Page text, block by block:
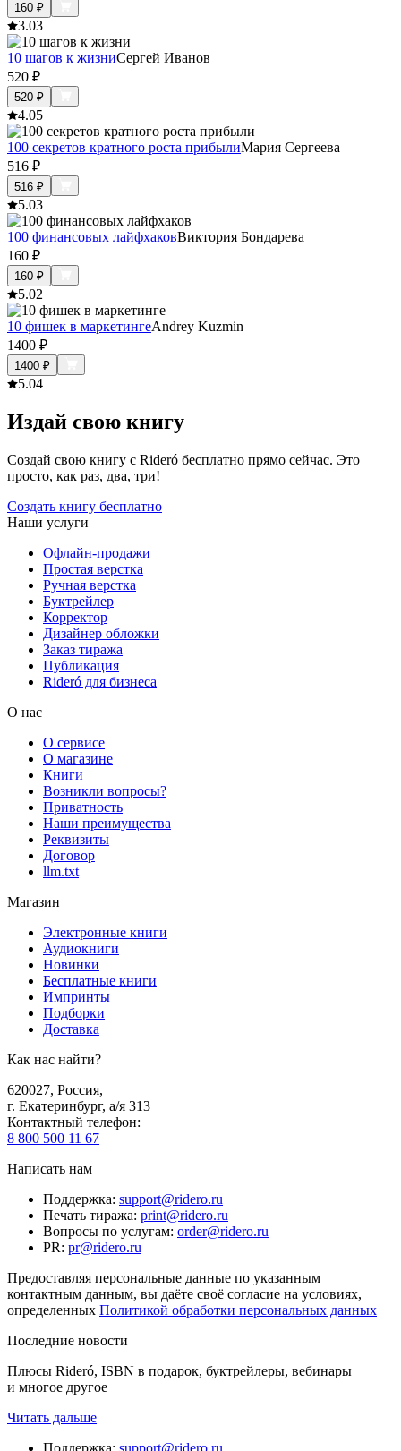
160 ₽
3.03
10 шагов к жизниСергей Иванов
520 ₽
520 ₽
4.05
100 секретов кратного роста прибылиМария Сергеева
516 ₽
516 ₽
5.03
100 финансовых лайфхаковВиктория Бондарева
160 ₽
160 ₽
5.02
10 фишек в маркетингеAndrey Kuzmin
1400 ₽
1400 ₽
5.04
Издай свою книгу
Создай свою книгу с Rideró бесплатно прямо сейчас. Это
просто, как раз, два, три!
Создать книгу бесплатно
Наши услуги
Офлайн-продажи
Простая верстка
Ручная верстка
Буктрейлер
Корректор
Дизайнер обложки
Заказ тиража
Публикация
Rideró для бизнеса
О нас
О сервисе
О магазине
Книги
Возникли вопросы?
Приватность
Наши преимущества
Реквизиты
Договор
llm.txt
Магазин
Электронные книги
Аудиокниги
Новинки
Бесплатные книги
Импринты
Подборки
Доставка
Как нас найти?
620027, Россия,
г. Екатеринбург, а/я 313
Контактный телефон:
8 800 500 11 67
Написать нам
Поддержка: support@ridero.ru
Печать тиража: print@ridero.ru
Вопросы по услугам: order@ridero.ru
PR: pr@ridero.ru
Предоставляя персональные данные по указанным
контактным данным, вы даёте своё согласие на условиях,
определенных Политикой обработки персональных данных
Последние новости
Плюсы Rideró, ISBN в подарок, буктрейлеры, вебинары
и многое другое
Читать дальше